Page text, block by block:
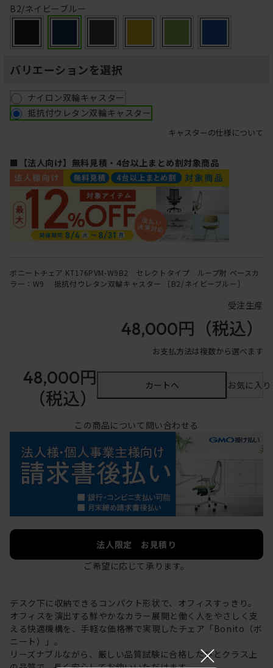
B2/ネイビーブルー
バリエーションを選択
ナイロン双輪キャスター
抵抗付ウレタン双輪キャスター
キャスターの仕様について
■【法人向け】無料見積・4台以上まとめ割対象商品
ボニートチェア KT176PVM-W9B2 セレクトタイプ ループ肘 ベースカ
ラー：W9 抵抗付ウレタン双輪キャスター ［B2/ネイビーブルー］
受注生産
48,000円 （税込）
お支払方法は複数から選べます
48,000円
（税込）
カートへ お気に入
この商品について問い合わせる
法人限定 お見積り
ご希望に応じて承ります。
デスク下に収納できるコンパクト形状で、オフィスすっきり。
オフィスを演出する鮮やかなカラー展開と働く人をやさしく支
える快適機構を、手軽な価格帯で実現したチェア「Bonito（ボ
ニート）」。
リーズナブルながら、厳しい品質試験に合格したひとクラス上
×